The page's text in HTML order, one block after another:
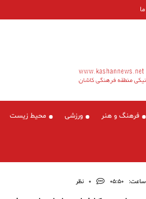
فرهنگ و هنر ورزشی محیط زیست
ساعت: ۰۵:۵۰ 0 نظر